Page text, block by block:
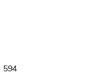
594